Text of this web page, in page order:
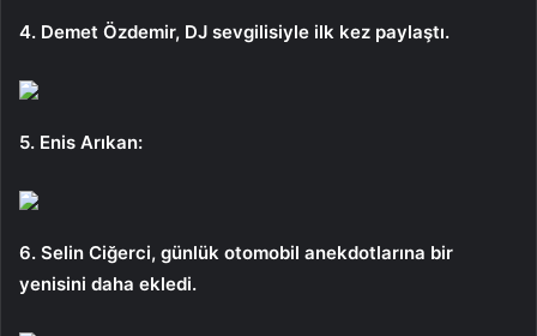
4. Demet Özdemir, DJ sevgilisiyle ilk kez paylaştı.
5. Enis Arıkan:
6. Selin Ciğerci, günlük otomobil anekdotlarına bir
yenisini daha ekledi.